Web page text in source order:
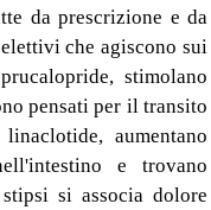
da prescrizione e da
che agiscono sui
stimolano
pensati per il transito
aumentano
e trovano
si associa dolore